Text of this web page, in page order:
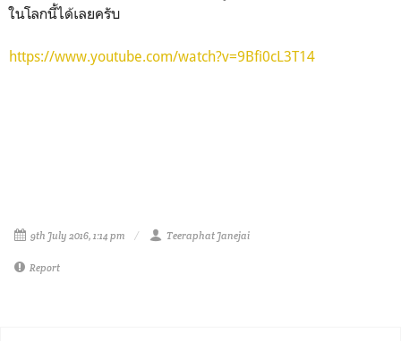
ในโลกนี้ได้เลยครับ
https://www.youtube.com/watch?v=9Bfi0cL3T14
9th July 2016, 1:14 pm Teeraphat Janejai
Report